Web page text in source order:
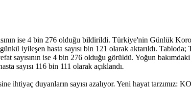
ise 4 bin 276 olduğu bildirildi. Türkiye'nin Günlük
iyileşen hasta sayısı bin 121 olarak aktarıldı.
sayısının ise 4 bin 276 olduğu görüldü. Yoğun
sayısı 116 bin 111 olarak açıklandı.
duyanların sayısı azalıyor. Yeni hayat